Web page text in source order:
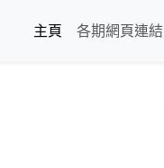
主頁
各期網頁連結